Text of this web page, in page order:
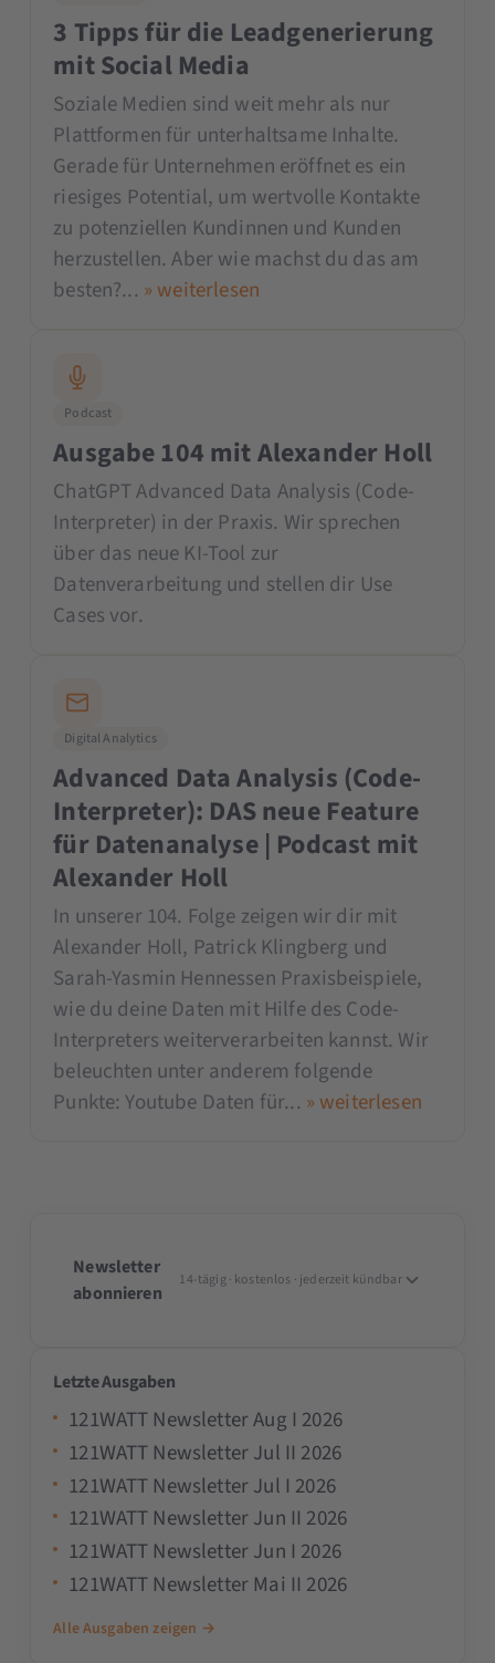
3 Tipps für die Leadgenerierung
mit Social Media
Soziale Medien sind weit mehr als nur
Plattformen für unterhaltsame Inhalte.
Gerade für Unternehmen eröffnet es ein
riesiges Potential, um wertvolle Kontakte
zu potenziellen Kundinnen und Kunden
herzustellen. Aber wie machst du das am
besten?... » weiterlesen
Podcast
Ausgabe 104 mit Alexander Holl
ChatGPT Advanced Data Analysis (Code-
Interpreter) in der Praxis. Wir sprechen
über das neue KI-Tool zur
Datenverarbeitung und stellen dir Use
Cases vor.
Digital Analytics
Advanced Data Analysis (Code-
Interpreter): DAS neue Feature
für Datenanalyse | Podcast mit
Alexander Holl
In unserer 104. Folge zeigen wir dir mit
Alexander Holl, Patrick Klingberg und
Sarah-Yasmin Hennessen Praxisbeispiele,
wie du deine Daten mit Hilfe des Code-
Interpreters weiterverarbeiten kannst. Wir
beleuchten unter anderem folgende
Punkte: Youtube Daten für... » weiterlesen
Newsletter
abonnieren
14-tägig · kostenlos · jederzeit kündbar
Letzte Ausgaben
121WATT Newsletter Aug I 2026
121WATT Newsletter Jul II 2026
121WATT Newsletter Jul I 2026
121WATT Newsletter Jun II 2026
121WATT Newsletter Jun I 2026
121WATT Newsletter Mai II 2026
Alle Ausgaben zeigen →